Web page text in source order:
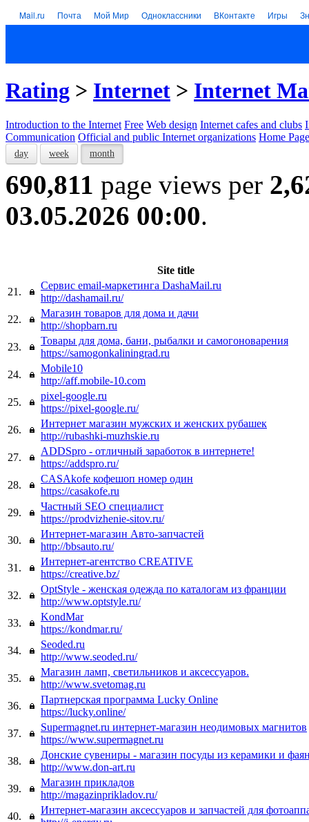
Mail.ru Почта Мой Мир Одноклассники ВКонтакте Игры
Rating > Internet > Internet
Introduction to the Internet Free Web design Internet cafes and clubs
Communication Official and public Internet organizations Home
day week month
690,811 page views per
03.05.2026 00:00.
Site title
21.
Сервис email-маркетинга DashaMail.ru
http://dashamail.ru/
22.
Магазин товаров для дома и дачи
http://shopbarn.ru
23.
Товары для дома, бани, рыбалки и самогоноварения
https://samogonkaliningrad.ru
24.
Mobile10
http://aff.mobile-10.com
25.
pixel-google.ru
https://pixel-google.ru/
26.
Интернет магазин мужских и женских рубашек
http://rubashki-muzhskie.ru
27.
ADDSpro - отличный заработок в интернете!
https://addspro.ru/
28.
CASAkofe кофешоп номер один
https://casakofe.ru
29.
Частный SEO специалист
https://prodvizhenie-sitov.ru/
30.
Интернет-магазин Авто-запчастей
http://bbsauto.ru/
31.
Интернет-агентство CREATIVE
https://creative.bz/
32.
OptStyle - женская одежда по каталогам из франции
http://www.optstyle.ru/
33.
KondMar
https://kondmar.ru/
34.
Seoded.ru
http://www.seoded.ru/
35.
Магазин ламп, светильников и аксессуаров.
http://www.svetomag.ru
36.
Партнерская программа Lucky Online
https://lucky.online/
37.
Supermagnet.ru интернет-магазин неодимовых магнитов
https://www.supermagnet.ru
38.
Донские сувениры - магазин посуды из керамики и
http://www.don-art.ru
39.
Магазин прикладов
http://magazinprikladov.ru/
40.
Интернет-магазин аксессуаров и запчастей для